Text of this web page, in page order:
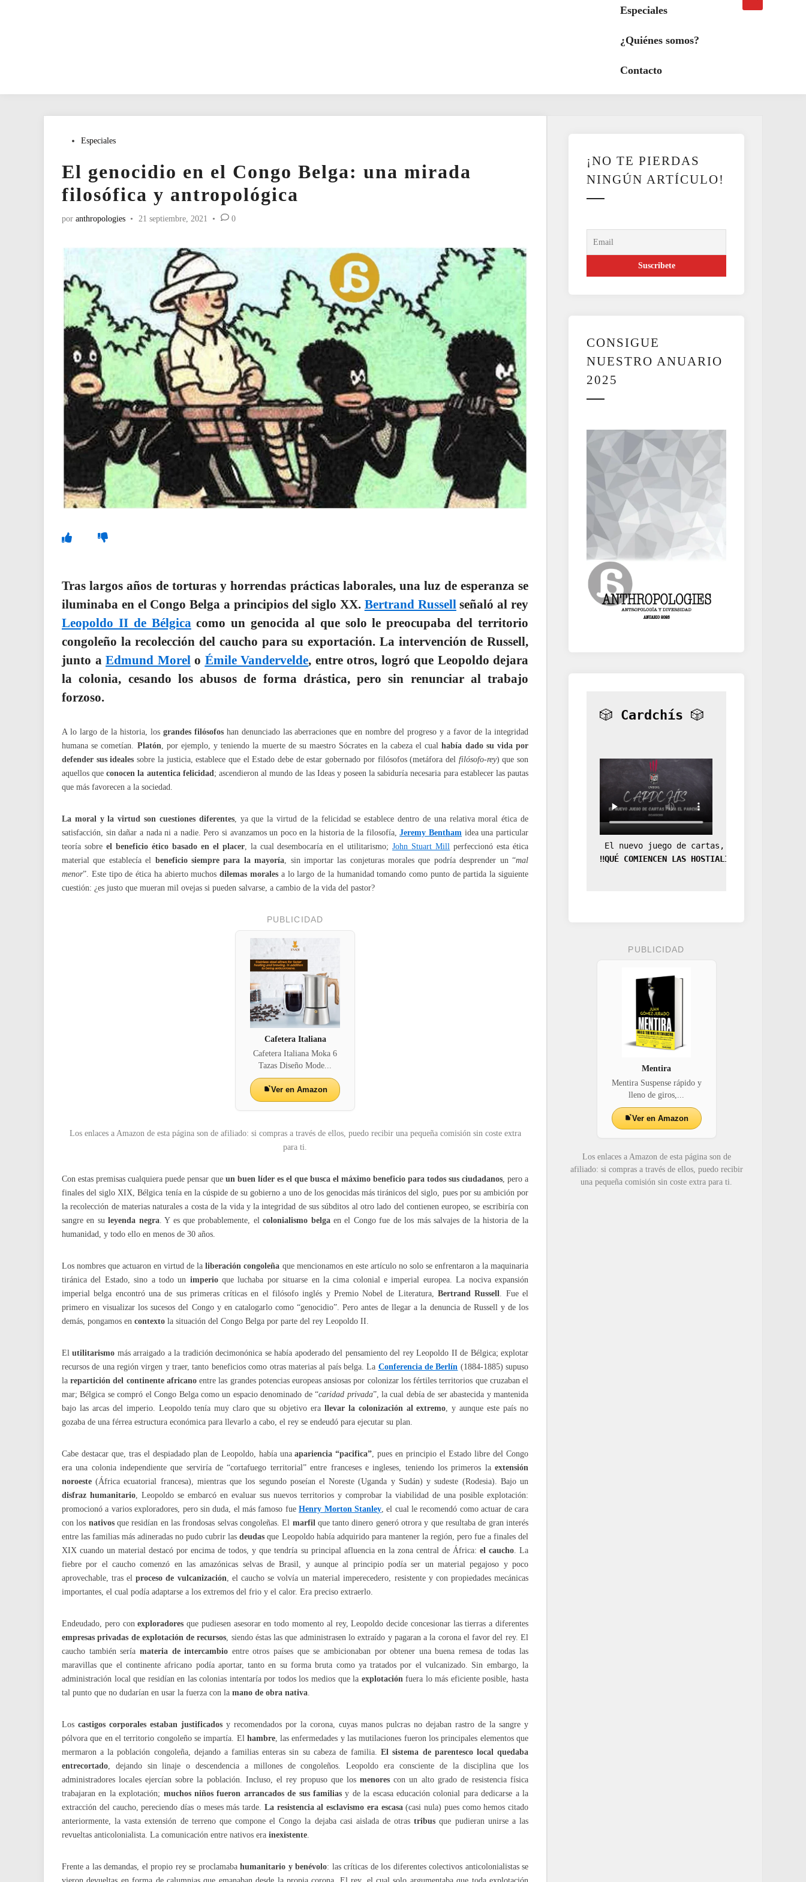
Especiales
¿Quiénes somos?
Contacto
búsqueda
PublicadoEspeciales
El genocidio en el Congo Belga: una mirada
filosófica y antropológica
por anthropologies • 21 septiembre, 2021 • 0
Tras largos años de torturas y horrendas prácticas laborales, una luz de esperanza se
iluminaba en el Congo Belga a principios del siglo XX. Bertrand Russellseñaló al rey
Leopoldo II de Bélgicacomo un genocida al que solo le preocupaba del territorio
congoleño la recolección del caucho para su exportación. La intervención de Russell,
junto a Edmund Morelo Émile Vandervelde, entre otros, logró que Leopoldo dejara
la colonia, cesando los abusos de forma drástica, pero sin renunciar al trabajo
forzoso.
A lo largo de la historia, los grandes filósofoshan denunciado las aberraciones que en nombre del progreso y a favor de la integridad
humana se cometían. Platón, por ejemplo, y teniendo la muerte de su maestro Sócrates en la cabeza el cualhabía dado su vida por
defender sus ideales sobre la justicia, establece que el Estado debe de estar gobernado por filósofos (metáfora del filósofo-rey) que son
aquellos queconocen la autentica felicidad; ascendieron al mundo de las Ideas y poseen la sabiduría necesaria para establecer las pautas
que más favorecen a la sociedad.
La moral y la virtud son cuestiones diferentes, ya que la virtud de la felicidad se establece dentro de una relativa moral ética de
satisfacción, sin dañar a nada ni a nadie. Pero si avanzamos un poco en la historia de la filosofía,Jeremy Bentham idea una particular
teoría sobre el beneficio ético basado en el placer, la cual desembocaría en el utilitarismo;John Stuart Mill perfeccionó esta ética
material que establecía el beneficio siempre para la mayoría, sin importar las conjeturas morales que podría desprender un “mal
menor”. Este tipo de ética ha abierto muchosdilemas moralesa lo largo de la humanidad tomando como punto de partida la siguiente
cuestión: ¿es justo que mueran mil ovejas si pueden salvarse, a cambio de la vida del pastor?
PUBLICIDAD
Cafetera Italiana
Cafetera Italiana Moka 6
Tazas Diseño Mode...
Ver en Amazon
Los enlaces a Amazon de esta página son de afiliado: si compras a través de ellos, puedo recibir una pequeña comisión sin coste extra
para ti.
Con estas premisas cualquiera puede pensar que un buen líder es el que busca el máximo beneficio para todos sus ciudadanos, pero a
finales del siglo XIX, Bélgica tenía en la cúspide de su gobierno a uno de los genocidas más tiránicos del siglo, pues por su ambición por
la recolección de materias naturales a costa de la vida y la integridad de sus súbditos al otro lado del contienen europeo, se escribiría con
sangre en suleyenda negra. Y es que probablemente, elcolonialismo belgaen el Congo fue de los más salvajes de la historia de la
humanidad, y todo ello en menos de 30 años.
Los nombres que actuaron en virtud de laliberación congoleña que mencionamos en este artículo no solo se enfrentaron a la maquinaria
tiránica del Estado, sino a todo un imperioque luchaba por situarse en la cima colonial e imperial europea. La nociva expansión
imperial belga encontró una de sus primeras críticas en el filósofo inglés y Premio Nobel de Literatura,Bertrand Russell. Fue el
primero en visualizar los sucesos del Congo y en catalogarlo como “genocidio”. Pero antes de llegar a la denuncia de Russell y de los
demás, pongamos en contexto la situación del Congo Belga por parte del rey Leopoldo II.
Elutilitarismo más arraigado a la tradición decimonónica se había apoderado del pensamiento del rey Leopoldo II de Bélgica; explotar
recursos de una región virgen y traer, tanto beneficios como otras materias al país belga. La Conferencia de Berlín (1884-1885) supuso
larepartición del continente africanoentre las grandes potencias europeas ansiosas por colonizar los fértiles territorios que cruzaban el
mar; Bélgica se compró el Congo Belga como un espacio denominado de “caridad privada”, la cual debía de ser abastecida y mantenida
bajo las arcas del imperio. Leopoldo tenía muy claro que su objetivo era llevar la colonización al extremo, y aunque este país no
gozaba de una férrea estructura económica para llevarlo a cabo, el rey se endeudó para ejecutar su plan.
Cabe destacar que, tras el despiadado plan de Leopoldo, había unaapariencia “pacifica”, pues en principio el Estado libre del Congo
era una colonia independiente que serviría de “cortafuego territorial” entre franceses e ingleses, teniendo los primeros la extensión
noroeste (África ecuatorial francesa), mientras que los segundo poseían el Noreste (Uganda y Sudán) y sudeste (Rodesia). Bajo un
disfraz humanitario, Leopoldo se embarcó en evaluar sus nuevos territorios y comprobar la viabilidad de una posible explotación:
promocionó a varios exploradores, pero sin duda, el más famoso fueHenry Morton Stanley, el cual le recomendó como actuar de cara
con los nativosque residían en las frondosas selvas congoleñas. El marfilque tanto dinero generó otrora y que resultaba de gran interés
entre las familias más adineradas no pudo cubrir lasdeudas que Leopoldo había adquirido para mantener la región, pero fue a finales del
XIX cuando un material destacó por encima de todos, y que tendría su principal afluencia en la zona central de África: el caucho. La
fiebre por el caucho comenzó en las amazónicas selvas de Brasil, y aunque al principio podía ser un material pegajoso y poco
aprovechable, tras elproceso de vulcanización, el caucho se volvía un material imperecedero, resistente y con propiedades mecánicas
importantes, el cual podía adaptarse a los extremos del frio y el calor. Era preciso extraerlo.
Endeudado, pero conexploradores que pudiesen asesorar en todo momento al rey, Leopoldo decide concesionar las tierras a diferentes
empresas privadas de explotación de recursos, siendo éstas las que administrasen lo extraído y pagaran a la corona el favor del rey. El
caucho también sería materia de intercambio entre otros países que se ambicionaban por obtener una buena remesa de todas las
maravillas que el continente africano podía aportar, tanto en su forma bruta como ya tratados por el vulcanizado. Sin embargo, la
administración local que residían en las colonias intentaría por todos los medios que la explotaciónfuera lo más eficiente posible, hasta
tal punto que no dudarían en usar la fuerza con la mano de obra nativa.
Los castigos corporales estaban justificados y recomendados por la corona, cuyas manos pulcras no dejaban rastro de la sangre y
pólvora que en el territorio congoleño se impartía. El hambre, las enfermedades y las mutilaciones fueron los principales elementos que
mermaron a la población congoleña, dejando a familias enteras sin su cabeza de familia.El sistema de parentesco local quedaba
entrecortado, dejando sin linaje o descendencia a millones de congoleños. Leopoldo era consciente de la disciplina que los
administradores locales ejercían sobre la población. Incluso, el rey propuso que losmenorescon un alto grado de resistencia física
trabajaran en la explotación; muchos niños fueron arrancados de sus familias y de la escasa educación colonial para dedicarse a la
extracción del caucho, pereciendo días o meses más tarde. La resistencia al esclavismo era escasa(casi nula) pues como hemos citado
anteriormente, la vasta extensión de terreno que compone el Congo la dejaba casi aislada de otrastribus que pudieran unirse a las
revueltas anticolonialista. La comunicación entre nativos era inexistente.
Frente a las demandas, el propio rey se proclamabahumanitario y benévolo: las críticas de los diferentes colectivos anticolonialistas se
¡NO TE PIERDAS
NINGÚN ARTÍCULO!
CONSIGUE
NUESTRO ANUARIO
2025
🎲 Cardchís 🎲
El nuevo juego de cartas, la expansión
‼️QUÉ COMIENCEN LAS HOSTIALIDADES‼️
PUBLICIDAD
Mentira
Mentira Suspense rápido y
lleno de giros,...
Ver en Amazon
Los enlaces a Amazon de esta página son de
afiliado: si compras a través de ellos, puedo recibir
una pequeña comisión sin coste extra para ti.